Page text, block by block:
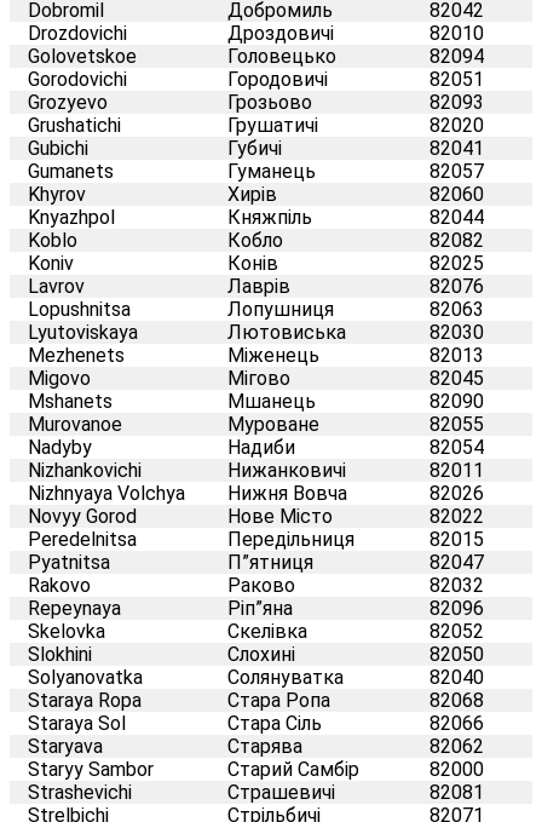
Dobromil
Добромиль
82042
Drozdovichi
Дроздовичі
82010
Golovetskoe
Головецько
82094
Gorodovichi
Городовичі
82051
Grozyevo
Грозьово
82093
Grushatichi
Грушатичі
82020
Gubichi
Губичі
82041
Gumanets
Гуманець
82057
Khyrov
Хирів
82060
Knyazhpol
Княжпіль
82044
Koblo
Кобло
82082
Koniv
Конів
82025
Lavrov
Лаврів
82076
Lopushnitsa
Лопушниця
82063
Lyutoviskaya
Лютовиська
82030
Mezhenets
Міженець
82013
Migovo
Мігово
82045
Mshanets
Мшанець
82090
Murovanoe
Муроване
82055
Nadyby
Надиби
82054
Nizhankovichi
Нижанковичі
82011
Nizhnyaya Volchya
Нижня Вовча
82026
Novyy Gorod
Нове Місто
82022
Peredelnitsa
Передільниця
82015
Pyatnitsa
П”ятниця
82047
Rakovo
Раково
82032
Repeynaya
Ріп”яна
82096
Skelovka
Скелівка
82052
Slokhini
Слохині
82050
Solyanovatka
Солянуватка
82040
Staraya Ropa
Стара Ропа
82068
Staraya Sol
Стара Сіль
82066
Staryava
Старява
82062
Staryy Sambor
Старий Самбір
82000
Strashevichi
Страшевичі
82081
Strelbichi
Стрільбичі
82071